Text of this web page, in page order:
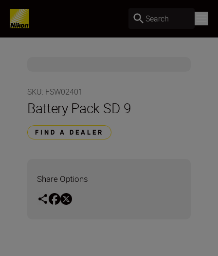
Search
SKU: FSW02401
Battery Pack SD-9
FIND A DEALER
Share Options